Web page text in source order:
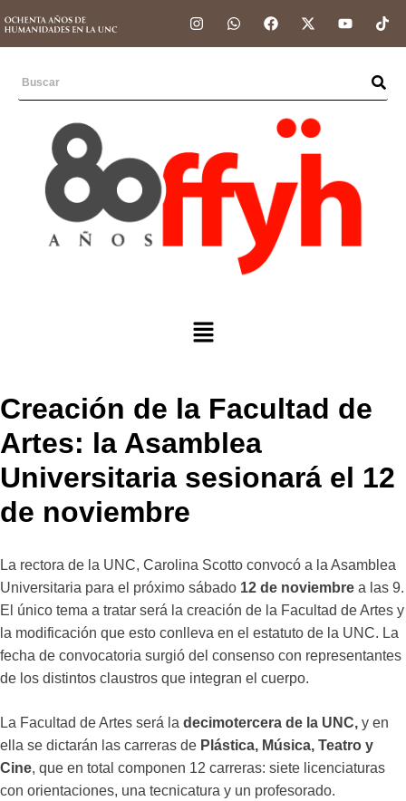
Creación de la Facultad de
Artes: la Asamblea
Universitaria sesionará el 12
de noviembre
La rectora de la UNC, Carolina Scotto convocó a la Asamblea
Universitaria para el próximo sábado 12 de noviembre a las 9.
El único tema a tratar será la creación de la Facultad de Artes y
la modificación que esto conlleva en el estatuto de la UNC. La
fecha de convocatoria surgió del consenso con representantes
de los distintos claustros que integran el cuerpo.
La Facultad de Artes será la decimotercera de la UNC, y en
ella se dictarán las carreras de Plástica, Música, Teatro y
Cine, que en total componen 12 carreras: siete licenciaturas
con orientaciones, una tecnicatura y un profesorado.